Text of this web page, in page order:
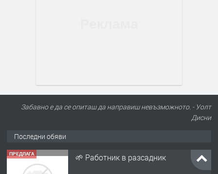
Забавно е да се опиташ да направиш невъзможното. - Уолт
Дисни
Последни обяви
ПРЕДЛАГА 🌱 Работник в разсадник